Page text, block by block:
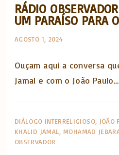
RÁDIO
UM PARAÍSO PARA
AGOSTO 1, 2024
Ouçam aqui a conversa
Jamal e com o João Paulo…
DIÁLOGO INTERRELIGIOSO JOÃO
KHALID JAMAL MOHAMAD
OBSERVADOR